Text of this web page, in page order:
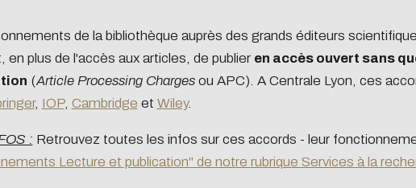
n°6 : l'IA en
de la bibliothèque auprès des grands éditeurs
en plus de l'accès aux articles, de publier en accès ouvert sans
(Article Processing Chargesou APC). A Centrale Lyon, ces
, IOP, Cambridge et Wiley.
: Retrouvez toutes les infos sur ces accords - leur
Lecture et publication" de notre rubrique Services à la